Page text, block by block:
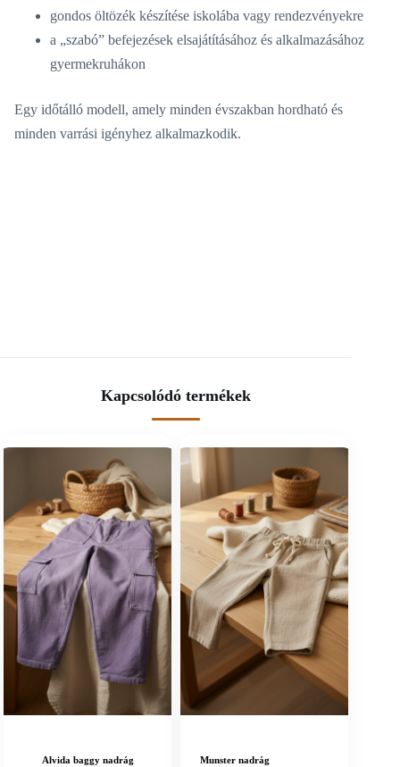
gondos öltözék készítése iskolába vagy rendezvényekre
a „szabó” befejezések elsajátításához és alkalmazásához
gyermekruhákon
Egy időtálló modell, amely minden évszakban hordható és
minden varrási igényhez alkalmazkodik.
Kapcsolódó termékek
Alvida baggy nadrág
Munster nadrág